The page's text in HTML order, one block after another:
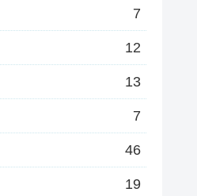
7
12
13
7
46
19